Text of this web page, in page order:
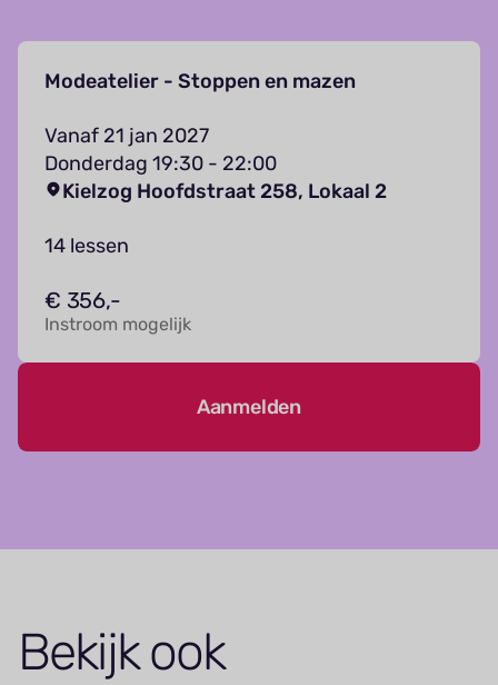
Modeatelier - Stoppen en mazen
Vanaf 21 jan 2027
Donderdag 19:30 - 22:00
Kielzog Hoofdstraat 258, Lokaal 2
14 lessen
€ 356,-
Instroom mogelijk
Aanmelden
Bekijk ook